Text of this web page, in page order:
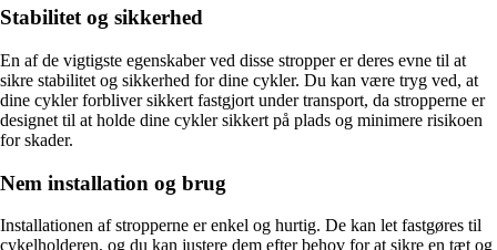
Stabilitet og sikkerhed
En af de vigtigste egenskaber ved disse stropper er deres evne til at
sikre stabilitet og sikkerhed for dine cykler. Du kan være tryg ved, at
dine cykler forbliver sikkert fastgjort under transport, da stropperne er
designet til at holde dine cykler sikkert på plads og minimere risikoen
for skader.
Nem installation og brug
Installationen af stropperne er enkel og hurtig. De kan let fastgøres til
cykelholderen, og du kan justere dem efter behov for at sikre en tæt og